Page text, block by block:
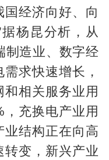
经济向好、向
杨昆分析，从
制造业、数字经
求快速增长，
相关服务业用
充换电产业用
业结构正在向高
转变，新兴产业